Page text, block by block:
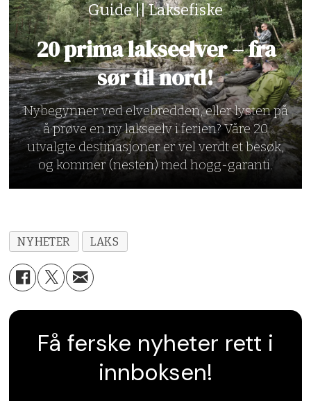
Guide || Laksefiske
20 prima lakseelver – fra
sør til nord!
Nybegynner ved elvebredden, eller lysten på
å prøve en ny lakseelv i ferien? Våre 20
utvalgte destinasjoner er vel verdt et besøk,
og kommer (nesten) med hogg-garanti.
NYHETER LAKS
Få ferske nyheter rett i
innboksen!